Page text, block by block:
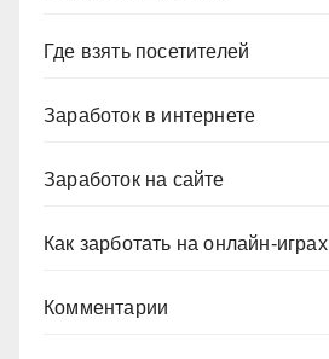
Где взять посетителей
Заработок в интернете
Заработок на сайте
Как зарботать на онлайн-играх
Комментарии